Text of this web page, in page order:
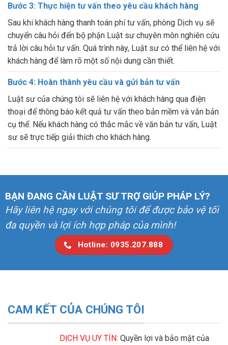
Bước 3: Thực hiện tư vấn theo yêu cầu khách hàng
Sau khi khách hàng thanh toán phí tư vấn, phòng Dịch vụ sẽ
chuyển câu hỏi đến bộ phận Luật sư chuyên môn nghiên cứu
trả lời câu hỏi tư vấn. Quá trình này, Luật sư có thể liên hệ với
khách hàng để làm rõ một số nội dung cần thiết.
Bước 4: Hoàn thành yêu cầu và gửi bản tư vấn
Luật sư của chúng tôi sẽ liên hệ với khách hàng qua điện
thoại để thông báo kết quả tư vấn theo bản mềm và văn bản
cụ thể. Nếu khách hàng có thắc mắc về văn bản tư vấn, Luật
sư sẽ trực tiếp giải thích cho khách hàng.
BẠN ĐANG CẦN LUẬT SƯ TRỢ GIÚP PHÁP LÝ?
Hãy liên hệ ngay với chúng tôi để được bảo vệ tối
đa quyền và lợi ích hợp pháp của mình!
Hotline: 0935.207.888
CAM KẾT CỦA CHÚNG TÔI
DỊCH VỤ UY TÍN: Quyền lợi và bảo mật của